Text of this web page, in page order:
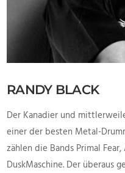
RANDY BLACK
Der Kanadier und
einer der besten Metal-
zählen die Bands Primal
DuskMaschine. Der überaus